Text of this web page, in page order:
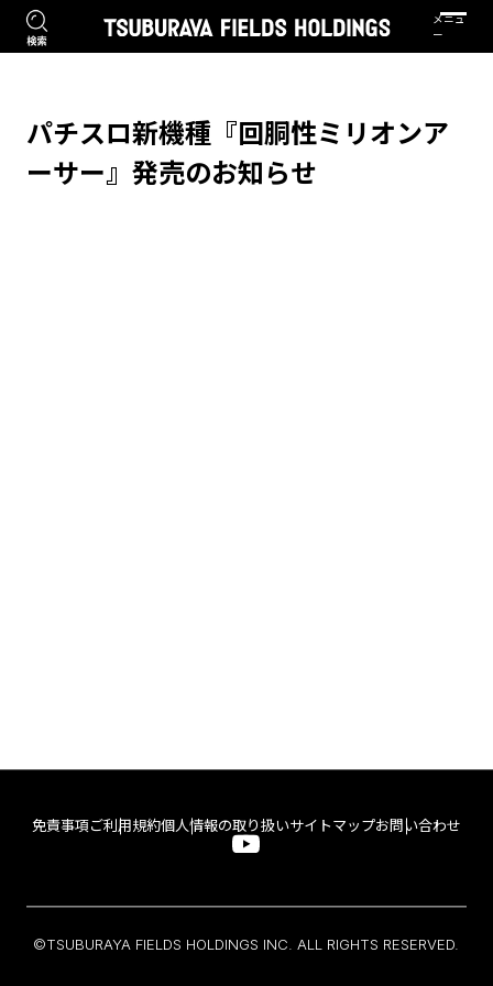
パチスロ新機種『回胴性ミリオンア
ーサー』発売のお知らせ
免責事項 ご利用規約個人情報の取り扱いサイトマップお問い合わせ
©TSUBURAYA FIELDS HOLDINGS INC. ALL RIGHTS RESERVED.